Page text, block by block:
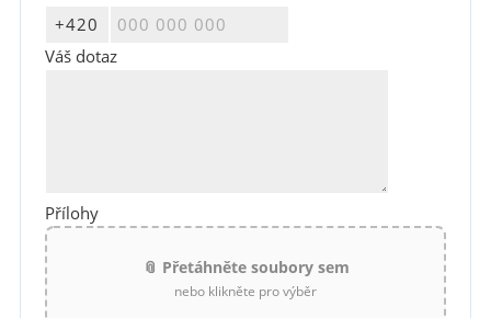
Váš dotaz
Přílohy
📎 Přetáhněte soubory sem
nebo klikněte pro výběr